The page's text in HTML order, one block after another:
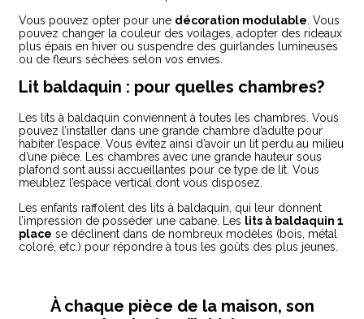
Vous pouvez opter pour une décoration modulable. Vous
pouvez changer la couleur des voilages, adopter des rideaux
plus épais en hiver ou suspendre des guirlandes lumineuses
ou de fleurs séchées selon vos envies.
Lit baldaquin : pour quelles chambres?
Les lits à baldaquin conviennent à toutes les chambres. Vous
pouvez l’installer dans une grande chambre d’adulte pour
habiter l’espace. Vous évitez ainsi d’avoir un lit perdu au milieu
d’une pièce. Les chambres avec une grande hauteur sous
plafond sont aussi accueillantes pour ce type de lit. Vous
meublez l’espace vertical dont vous disposez.
Les enfants raffolent des lits à baldaquin, qui leur donnent
l’impression de posséder une cabane. Les lits à baldaquin 1
place se déclinent dans de nombreux modèles (bois, métal
coloré, etc.) pour répondre à tous les goûts des plus jeunes.
À chaque pièce de la maison, son